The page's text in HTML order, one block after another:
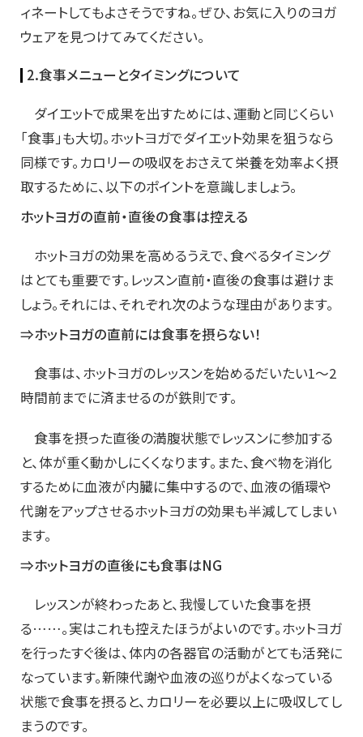
ィネートしてもよさそうですね。ぜひ、お気に入りのヨガ
ウェアを見つけてみてください。
2.食事メニューとタイミングについて
ダイエットで成果を出すためには、運動と同じくらい
「食事」も大切。ホットヨガでダイエット効果を狙うなら
同様です。カロリーの吸収をおさえて栄養を効率よく摂
取するために、以下のポイントを意識しましょう。
ホットヨガの直前・直後の食事は控える
ホットヨガの効果を高めるうえで、食べるタイミング
はとても重要です。レッスン直前・直後の食事は避けま
しょう。それには、それぞれ次のような理由があります。
⇒ホットヨガの直前には食事を摂らない！
食事は、ホットヨガのレッスンを始めるだいたい1～2
時間前までに済ませるのが鉄則です。
食事を摂った直後の満腹状態でレッスンに参加する
と、体が重く動かしにくくなります。また、食べ物を消化
するために血液が内臓に集中するので、血液の循環や
代謝をアップさせるホットヨガの効果も半減してしまい
ます。
⇒ホットヨガの直後にも食事はNG
レッスンが終わったあと、我慢していた食事を摂
る……。実はこれも控えたほうがよいのです。ホットヨガ
を行ったすぐ後は、体内の各器官の活動がとても活発に
なっています。新陳代謝や血液の巡りがよくなっている
状態で食事を摂ると、カロリーを必要以上に吸収してし
まうのです。